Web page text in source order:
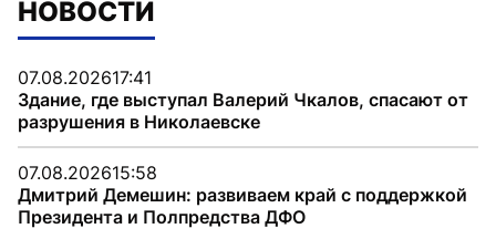
НОВОСТИ
07.08.202617:41
Здание, где выступал Валерий Чкалов, спасают от
разрушения в Николаевске
07.08.202615:58
Дмитрий Демешин: развиваем край с поддержкой
Президента и Полпредства ДФО